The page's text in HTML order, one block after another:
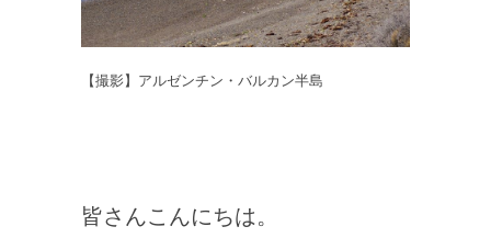
【撮影】アルゼンチン・バルカン半島
皆さんこんにちは。